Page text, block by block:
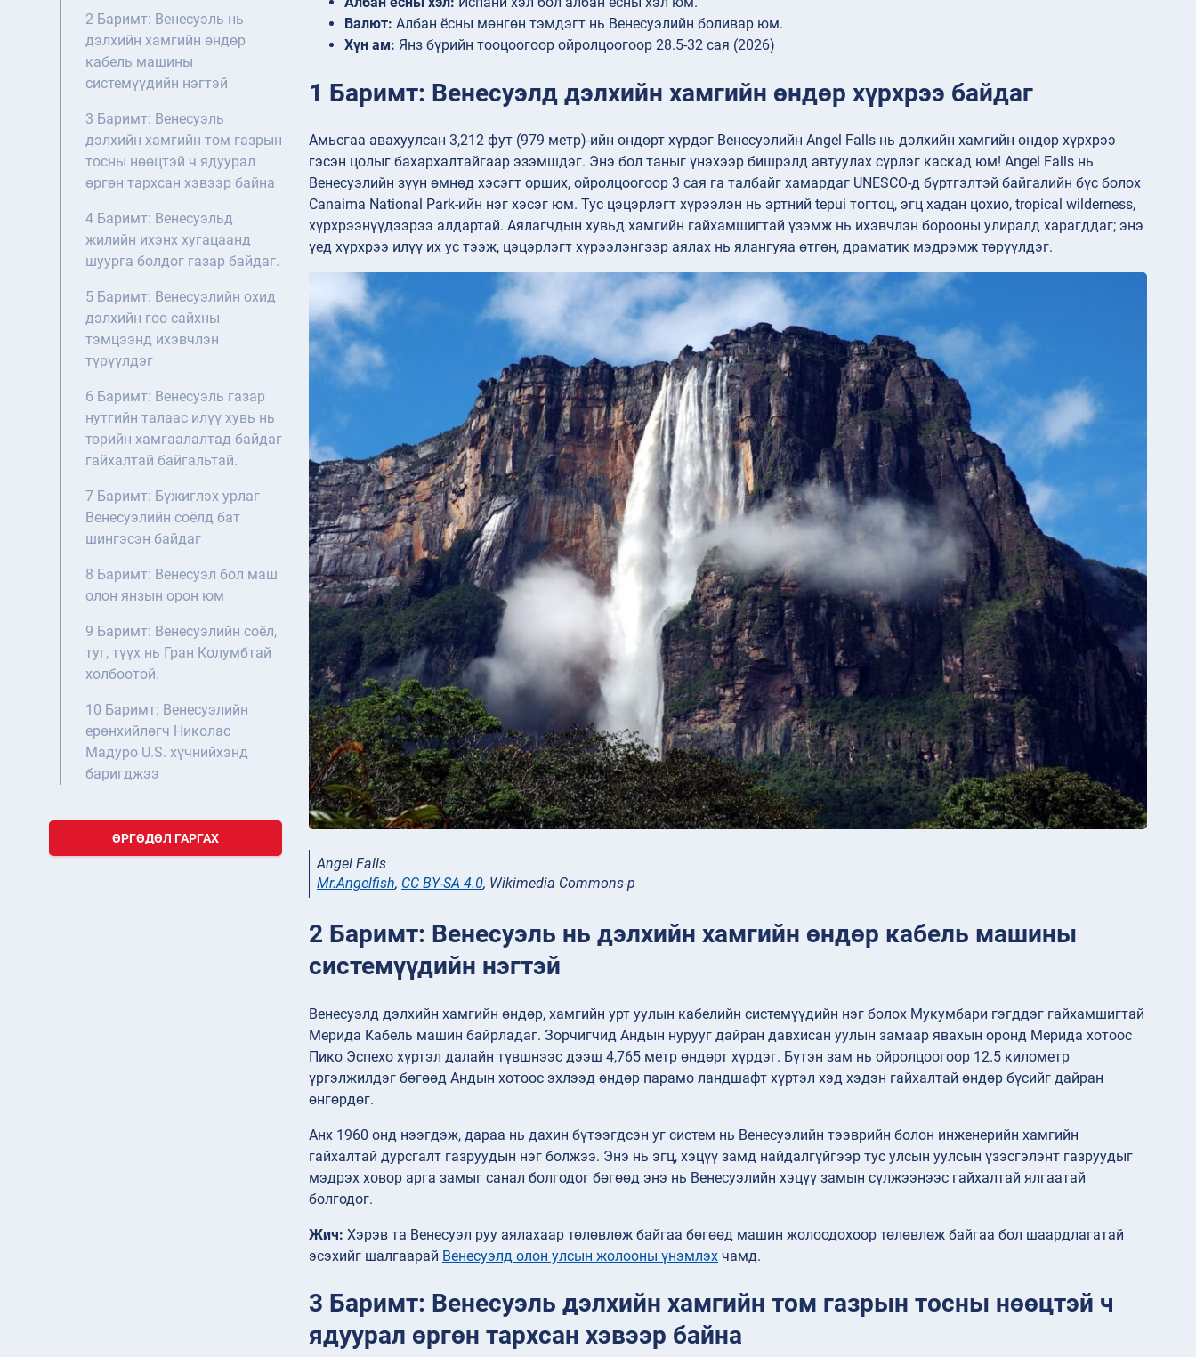
2 Баримт: Венесуэль нь
дэлхийн хамгийн өндөр
кабель машины
системүүдийн нэгтэй
3 Баримт: Венесуэль
дэлхийн хамгийн том газрын
тосны нөөцтэй ч ядуурал
өргөн тархсан хэвээр байна
4 Баримт: Венесуэльд
жилийн ихэнх хугацаанд
шуурга болдог газар байдаг.
5 Баримт: Венесуэлийн охид
дэлхийн гоо сайхны
тэмцээнд ихэвчлэн
түрүүлдэг
6 Баримт: Венесуэль газар
нутгийн талаас илүү хувь нь
төрийн хамгаалалтад байдаг
гайхалтай байгальтай.
7 Баримт: Бүжиглэх урлаг
Венесуэлийн соёлд бат
шингэсэн байдаг
8 Баримт: Венесуэл бол маш
олон янзын орон юм
9 Баримт: Венесуэлийн соёл,
туг, түүх нь Гран Колумбтай
холбоотой.
10 Баримт: Венесуэлийн
ерөнхийлөгч Николас
Мадуро U.S. хүчнийхэнд
баригджээ
ӨРГӨДӨЛ ГАРГАХ
Валют: Албан ёсны мөнгөн тэмдэгт нь Венесуэлийн боливар юм.
Хүн ам: Янз бүрийн тооцоогоор ойролцоогоор 28.5-32 сая (2026)
1 Баримт: Венесуэлд дэлхийн хамгийн өндөр хүрхрээ байдаг
Амьсгаа авахуулсан 3,212 фут (979 метр)-ийн өндөрт хүрдэг Венесуэлийн Angel Falls нь дэлхийн хамгийн өндөр хүрхрээ
гэсэн цолыг бахархалтайгаар эзэмшдэг. Энэ бол таныг үнэхээр бишрэлд автуулах сүрлэг каскад юм! Angel Falls нь
Венесуэлийн зүүн өмнөд хэсэгт орших, ойролцоогоор 3 сая га талбайг хамардаг UNESCO-д бүртгэлтэй байгалийн бүс болох
Canaima National Park-ийн нэг хэсэг юм. Тус цэцэрлэгт хүрээлэн нь эртний tepui тогтоц, эгц хадан цохио, tropical wilderness,
хүрхрээнүүдээрээ алдартай. Аялагчдын хувьд хамгийн гайхамшигтай үзэмж нь ихэвчлэн борооны улиралд харагддаг; энэ
үед хүрхрээ илүү их ус тээж, цэцэрлэгт хүрээлэнгээр аялах нь ялангуяа өтгөн, драматик мэдрэмж төрүүлдэг.
Angel Falls
Mr.Angelfish, CC BY-SA 4.0, Wikimedia Commons-р
2 Баримт: Венесуэль нь дэлхийн хамгийн өндөр кабель машины
системүүдийн нэгтэй
Венесуэлд дэлхийн хамгийн өндөр, хамгийн урт уулын кабелийн системүүдийн нэг болох Мукумбари гэгддэг гайхамшигтай
Мерида Кабель машин байрладаг. Зорчигчид Андын нурууг дайран давхисан уулын замаар явахын оронд Мерида хотоос
Пико Эспехо хүртэл далайн түвшнээс дээш 4,765 метр өндөрт хүрдэг. Бүтэн зам нь ойролцоогоор 12.5 километр
үргэлжилдэг бөгөөд Андын хотоос эхлээд өндөр парамо ландшафт хүртэл хэд хэдэн гайхалтай өндөр бүсийг дайран
өнгөрдөг.
Анх 1960 онд нээгдэж, дараа нь дахин бүтээгдсэн уг систем нь Венесуэлийн тээврийн болон инженерийн хамгийн
гайхалтай дурсгалт газруудын нэг болжээ. Энэ нь эгц, хэцүү замд найдалгүйгээр тус улсын уулсын үзэсгэлэнт газруудыг
мэдрэх ховор арга замыг санал болгодог бөгөөд энэ нь Венесуэлийн хэцүү замын сүлжээнээс гайхалтай ялгаатай
болгодог.
Жич: Хэрэв та Венесуэл руу аялахаар төлөвлөж байгаа бөгөөд машин жолоодохоор төлөвлөж байгаа бол шаардлагатай
эсэхийг шалгаарай Венесуэлд олон улсын жолооны үнэмлэх чамд.
3 Баримт: Венесуэль дэлхийн хамгийн том газрын тосны нөөцтэй ч
ядуурал өргөн тархсан хэвээр байна